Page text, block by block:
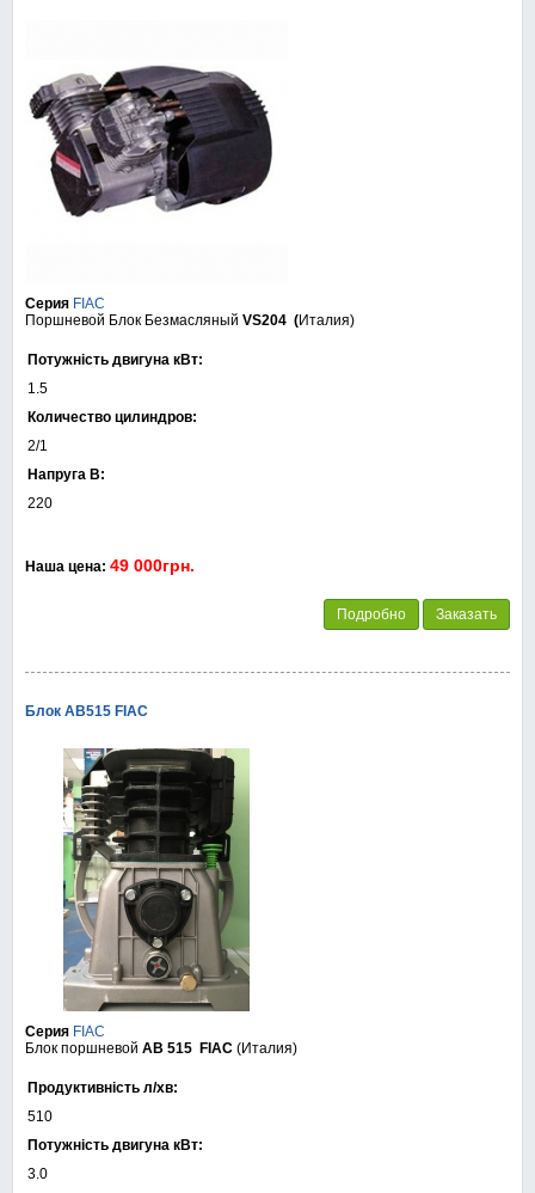
Серия FIAC
Поршневой Блок Безмасляный VS204 (Италия)
Потужність двигуна кВт:
1.5
Количество цилиндров:
2/1
Напруга В:
220
Наша цена: 49 000грн.
Подробно Заказать
Блок АВ515 FIAC
Серия FIAC
Блок поршневой AB 515 FIAC (Италия)
Продуктивність л/хв:
510
Потужність двигуна кВт:
3.0